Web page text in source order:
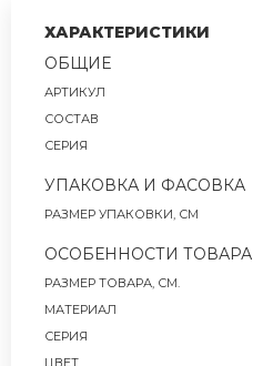
ХАРАКТЕРИСТИКИ
ОБЩИЕ
АРТИКУЛ
СОСТАВ
СЕРИЯ
УПАКОВКА И ФАСОВКА
РАЗМЕР УПАКОВКИ, СМ
ОСОБЕННОСТИ ТОВАРА
РАЗМЕР ТОВАРА, СМ.
МАТЕРИАЛ
СЕРИЯ
ЦВЕТ